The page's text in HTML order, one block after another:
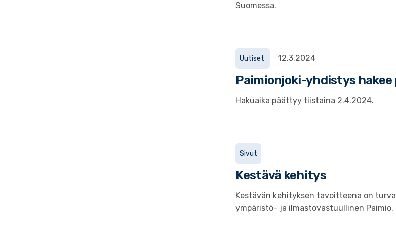
Suomessa.
Uutiset 12.3.2024
Paimionjoki-yhdistys
Hakuaika päättyy tiistaina 2.4.2024.
Sivut
Kestävä kehitys
Kestävän kehityksen tavoitteena on
ympäristö- ja ilmastovastuullinen Paimio.